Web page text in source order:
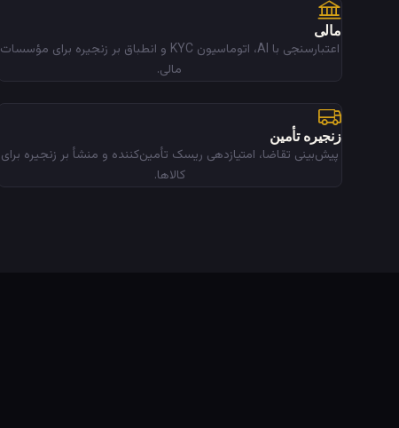
مالی
اعتبارسنجی با AI، اتوماسیون KYC و انطباق بر زنجیره برای مؤسسات
مالی.
زنجیره تأمین
پیش‌بینی تقاضا، امتیازدهی ریسک تأمین‌کننده و منشأ بر زنجیره برای
کالاها.